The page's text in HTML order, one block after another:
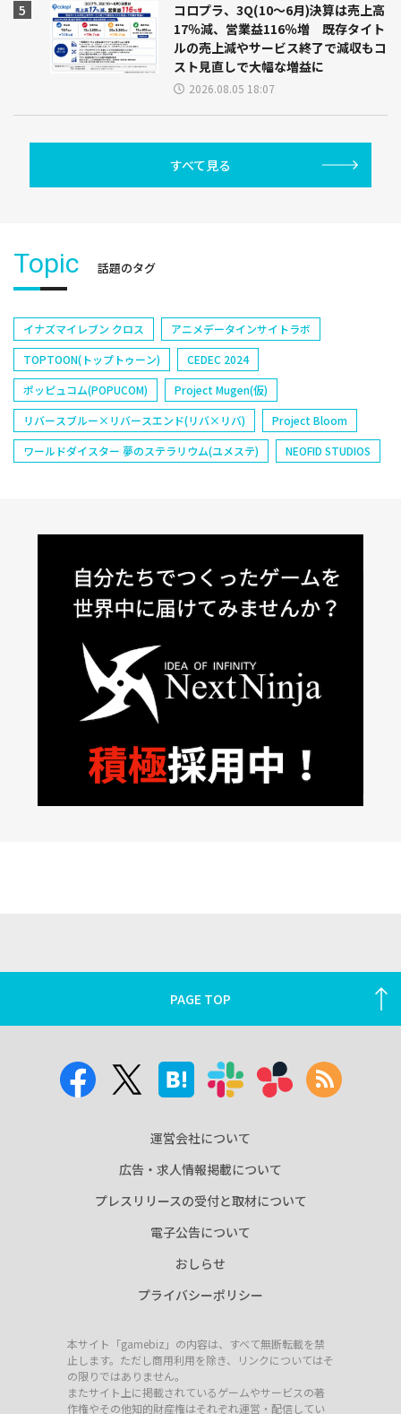
コロプラ、3Q(10～6月)決算は売上高
17％減、営業益116％増 既存タイト
ルの売上減やサービス終了で減収もコ
スト見直しで大幅な増益に
2026.08.05 18:07
すべて見る
Topic 話題のタグ
イナズマイレブン クロス
アニメデータインサイトラボ
TOPTOON(トップトゥーン)
CEDEC 2024
ポッピュコム(POPUCOM)
Project Mugen(仮)
リバースブルー×リバースエンド(リバ×リバ)
Project Bloom
ワールドダイスター 夢のステラリウム(ユメステ)
NEOFID STUDIOS
PAGE TOP
運営会社について
広告・求人情報掲載について
プレスリリースの受付と取材について
電子公告について
おしらせ
プライバシーポリシー
本サイト「gamebiz」の内容は、すべて無断転載を禁
止します。ただし商用利用を除き、リンクについてはそ
の限りではありません。
またサイト上に掲載されているゲームやサービスの著
作権やその他知的財産権はそれぞれ運営・配信してい